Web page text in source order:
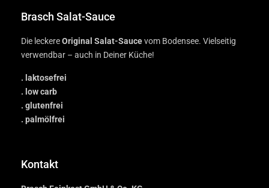
Brasch Salat-Sauce
Die leckereOriginal Salat-Saucevom Bodensee. Vielseitig
verwendbar – auch in Deiner Küche!
. laktosefrei
. low carb
. glutenfrei
. palmölfrei
Kontakt